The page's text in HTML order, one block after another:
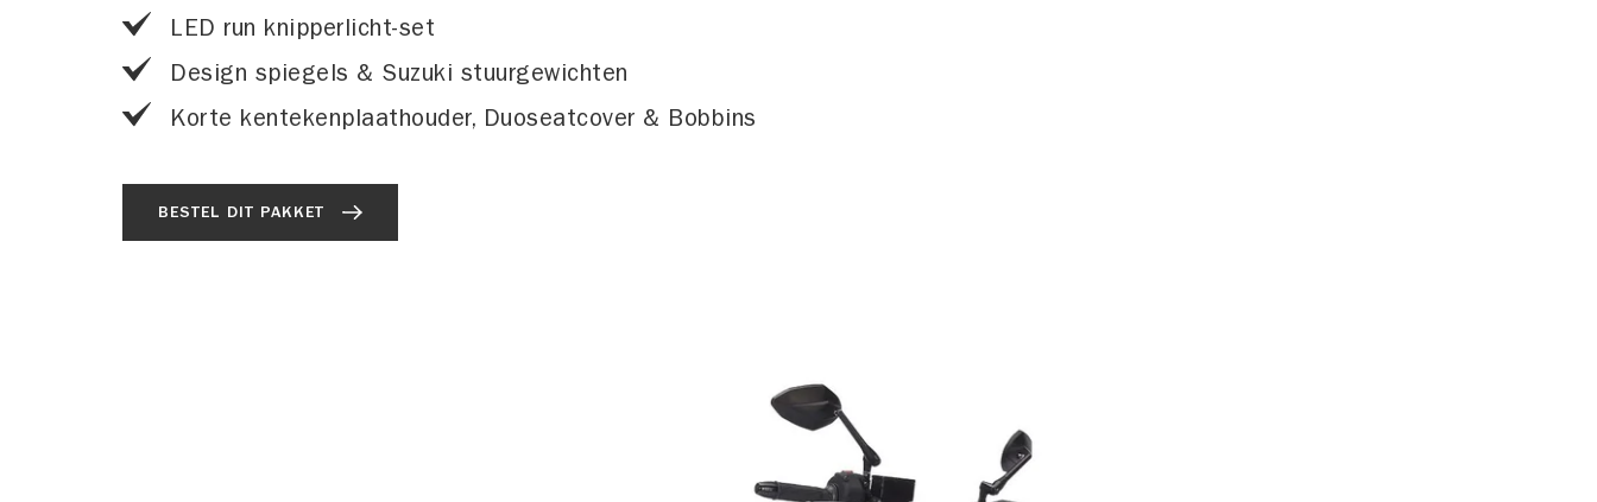
LED run knipperlicht-set
Design spiegels & Suzuki stuurgewichten
Korte kentekenplaathouder, Duoseatcover & Bobbins
BESTEL DIT PAKKET